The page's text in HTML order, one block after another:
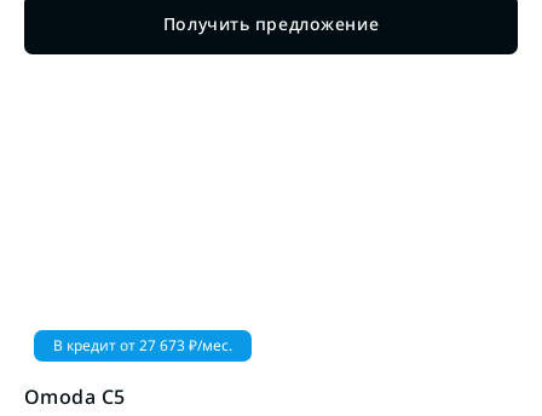
Получить предложение
В кредит от27 673₽/мес.
Omoda C5